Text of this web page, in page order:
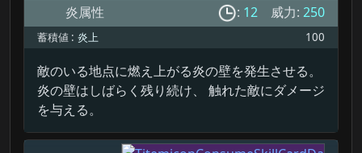
炎属性
: 12 威力: 250
蓄積値 : 炎上 100
敵のいる地点に燃え上がる炎の壁を発生させる。
炎の壁はしばらく残り続け、 触れた敵にダメージ
を与える。